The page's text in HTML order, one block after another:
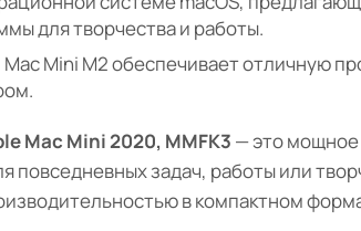
для творчества и работы.
Mac Mini M2 обеспечивает отличную
Mac Mini 2020, MMFK3 — это мощное
задач, работы или
в компактном